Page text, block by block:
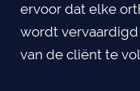
ervoor dat elke
wordt
van de cliënt te